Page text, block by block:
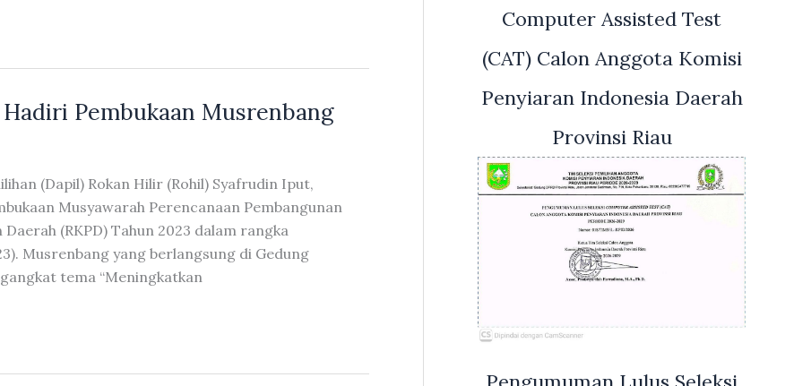
Pembukaan Musrenbang
(Dapil) Rokan Hilir (Rohil) Syafrudin Iput,
Musyawarah Perencanaan Pembangunan
(RKPD) Tahun 2023 dalam rangka
Musrenbang yang berlangsung di Gedung
tema “Meningkatkan
Computer Assisted Test
(CAT) Calon Anggota Komisi
Penyiaran Indonesia Daerah
Provinsi Riau